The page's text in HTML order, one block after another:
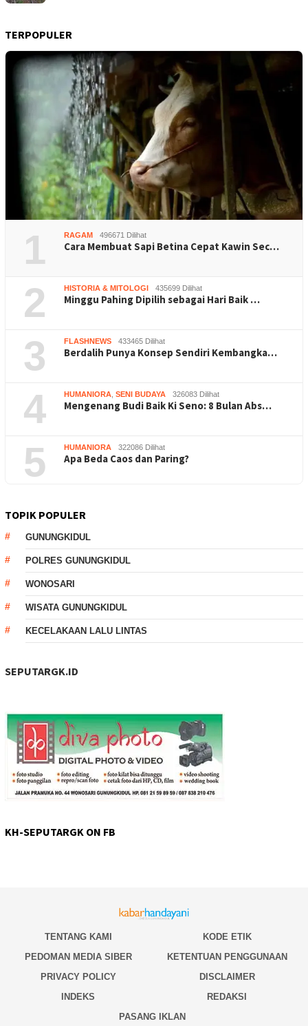
TERPOPULER
1 RAGAM 496671 Dilihat
Cara Membuat Sapi Betina Cepat Kawin Sec…
2 HISTORIA & MITOLOGI 435699 Dilihat
Minggu Pahing Dipilih sebagai Hari Baik …
3 FLASHNEWS 433465 Dilihat
Berdalih Punya Konsep Sendiri Kembangka…
4 HUMANIORA SENI BUDAYA 326083 Dilihat
Mengenang Budi Baik Ki Seno: 8 Bulan Abs…
5 HUMANIORA 322086 Dilihat
Apa Beda Caos dan Paring?
TOPIK POPULER
GUNUNGKIDUL
POLRES GUNUNGKIDUL
WONOSARI
WISATA GUNUNGKIDUL
KECELAKAAN LALU LINTAS
SEPUTARGK.ID
KH-SEPUTARGK ON FB
TENTANG KAMI
KODE ETIK
PEDOMAN MEDIA SIBER
KETENTUAN PENGGUNAAN
PRIVACY POLICY
DISCLAIMER
INDEKS
REDAKSI
PASANG IKLAN